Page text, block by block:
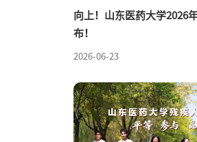
向上！山东医药大学2026
布！
2026-06-23